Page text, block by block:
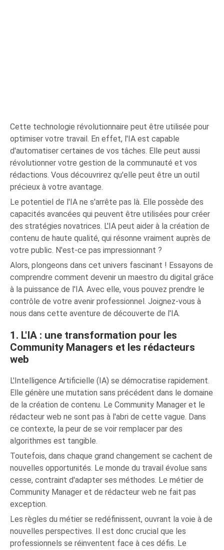
Cette technologie révolutionnaire peut être utilisée pour
optimiser votre travail. En effet, l'IA est capable
d'automatiser certaines de vos tâches. Elle peut aussi
révolutionner votre gestion de la communauté et vos
rédactions. Vous découvrirez qu'elle peut être un outil
précieux à votre avantage.
Le potentiel de l'IA ne s'arrête pas là. Elle possède des
capacités avancées qui peuvent être utilisées pour créer
des stratégies novatrices. L'IA peut aider à la création de
contenu de haute qualité, qui résonne vraiment auprès de
votre public. N'est-ce pas impressionnant ?
Alors, plongeons dans cet univers fascinant ! Essayons de
comprendre comment devenir un maestro du digital grâce
à la puissance de l'IA. Avec elle, vous pouvez prendre le
contrôle de votre avenir professionnel. Joignez-vous à
nous dans cette aventure de découverte de l'IA.
1. L'IA : une transformation pour les
Community Managers et les rédacteurs
web
L'Intelligence Artificielle (IA) se démocratise rapidement.
Elle génère une mutation sans précédent dans le domaine
de la création de contenu. Le Community Manager et le
rédacteur web ne sont pas à l'abri de cette vague. Dans
ce contexte, la peur de se voir remplacer par des
algorithmes est tangible.
Toutefois, dans chaque grand changement se cachent de
nouvelles opportunités. Le monde du travail évolue sans
cesse, contraint d'adapter ses méthodes. Le métier de
Community Manager et de rédacteur web ne fait pas
exception.
Les règles du métier se redéfinissent, ouvrant la voie à de
nouvelles perspectives. Il est donc crucial que les
professionnels se réinventent face à ces défis. Le